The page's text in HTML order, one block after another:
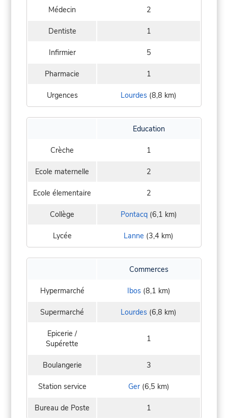
Médecin 2
Dentiste 1
Infirmier 5
Pharmacie 1
Urgences Lourdes (8,8 km)
Education
Crèche 1
Ecole maternelle 2
Ecole élementaire 2
Collège Pontacq(6,1 km)
Lycée Lanne (3,4 km)
Commerces
Hypermarché Ibos(8,1 km)
Supermarché Lourdes (6,8 km)
Epicerie /
Supérette
1
Boulangerie 3
Station service Ger(6,5 km)
Bureau de Poste 1